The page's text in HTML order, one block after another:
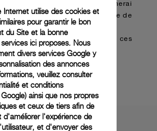
à Zürich, la Maison Panerai
de l’année 2020 sous le signe de
de découvrir les lignes de ces
sur mesure d’un tailleur italien.
Internet utilise des cookies et
pour garantir le bon
du Site et la bonne
ici proposes. Nous
divers services Google y
des annonces
veuillez consulter
et conditions
) ainsi que nos propres
et ceux de tiers afin de
d'améliorer l'expérience de
et d'envoyer des